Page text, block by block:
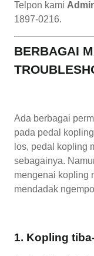
Telpon kami
1897-0216.
BERBAGAI
Ada berbagai
pada pedal
los, pedal kopling
sebagainya.
mengenai kopling
mendadak
1. Kopling